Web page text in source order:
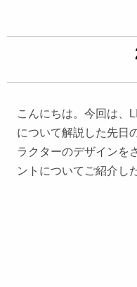
こんにちは。今回は、
について解説した先日
ラクターのデザインを
ントについてご紹介し